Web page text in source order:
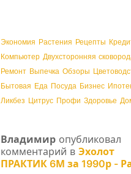
Экономия Растения Рецепты
Компьютер Двухсторонняя
Ремонт Выпечка Обзоры
Бытовая Еда Посуда Бизнес
Ликбез Цитрус Профи Здоровье
Владимир опубликовал
комментарий в Эхолот
ПРАКТИК 6М за 1990р -